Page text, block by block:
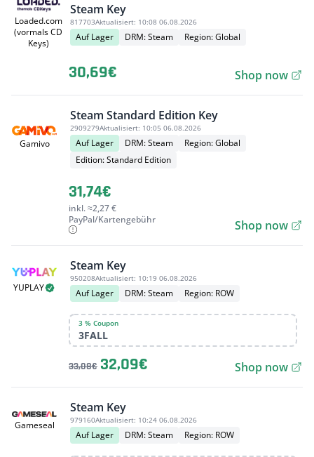
Loaded.com
(vormals CD
Keys)
Steam Key
817703Aktualisiert: 10:08 06.08.2026
Auf Lager DRM: Steam Region: Global
30,69€ Shop now
Gamivo
Steam Standard Edition Key
2909279Aktualisiert: 10:05 06.08.2026
Auf Lager DRM: Steam
Region: Global
Edition: Standard Edition
31,74€
inkl. ≈2,27 €
PayPal/Kartengebühr
Shop now
YUPLAY
Steam Key
950208Aktualisiert: 10:19 06.08.2026
Auf Lager DRM: Steam Region: ROW
3 % Coupon
3FALL
33,08€ 32,09€ Shop now
Gameseal
Steam Key
979160Aktualisiert: 10:24 06.08.2026
Auf Lager DRM: Steam Region: ROW